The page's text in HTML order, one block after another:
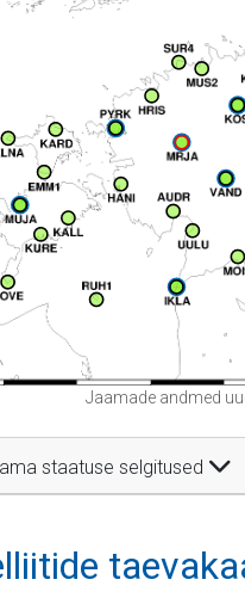
Jaamade andmed
staatuse selgitused